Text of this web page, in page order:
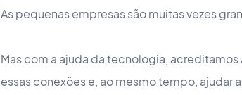
As pequenas empresas são muitas vezes
Mas com a ajuda da tecnologia,
essas conexões e, ao mesmo tempo, ajudar